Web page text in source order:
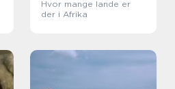
Hvor mange lande er
der i Afrika